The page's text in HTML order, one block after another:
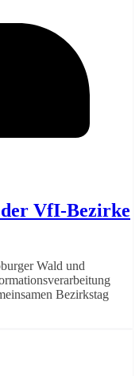
VfI‑Bezirke
Wald und
Bezirkstag